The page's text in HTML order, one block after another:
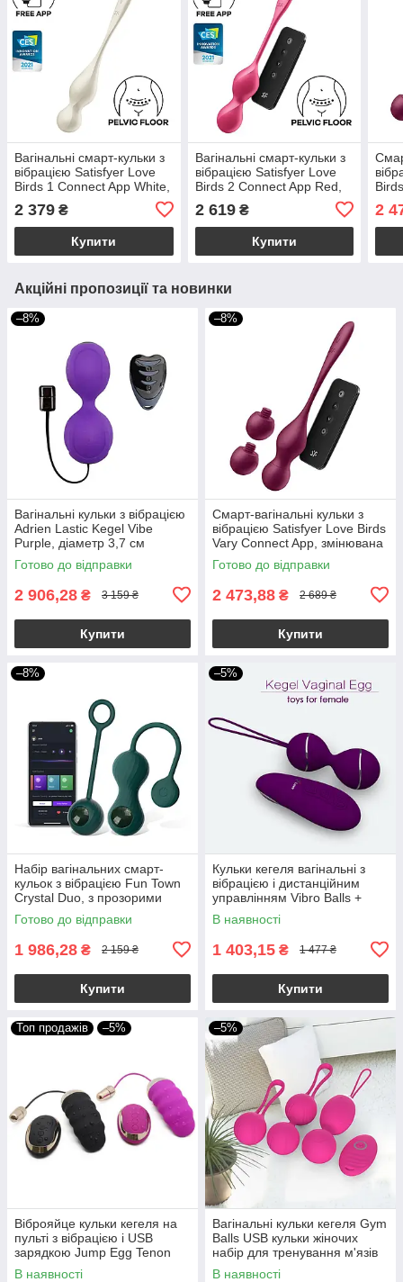
Вагінальні смарт-кульки з
вібрацією Satisfyer Love
Birds 1 Connect App White,
2 379 ₴
Купити
Вагінальні смарт-кульки з
вібрацією Satisfyer Love
Birds 2 Connect App Red,
2 619₴
Купити
2
Акційні пропозиції та новинки
–8%
Вагінальні кульки з вібрацією
Adrien Lastic Kegel Vibe
Purple, діаметр 3,7 см
Готово до відправки
2 906,28 ₴ 3 159 ₴
Купити
–8%
Смарт-вагінальні кульки з
вібрацією Satisfyer Love Birds
Vary Connect App, змінювана
маса, пульт ДК
Готово до відправки
2 473,88 ₴ 2 689 ₴
Купити
–8%
Набір вагінальних смарт-
кульок з вібрацією Fun Town
Crystal Duo, з прозорими
скляними кулями
Готово до відправки
1 986,28 ₴ 2 159 ₴
Купити
–5%
Кульки кегеля вагінальні з
вібрацією і дистанційним
управлінням Vibro Balls +
Пульт з вібрацією
В наявності
1 403,15 ₴ 1 477 ₴
Купити
Топ продажів –5%
Віброяйце кульки кегеля на
пульті з вібрацією і USB
зарядкою Jump Egg Tenon
В наявності
–5%
Вагінальні кульки кегеля Gym
Balls USB кульки жіночих
набір для тренування м'язів
професійні
В наявності